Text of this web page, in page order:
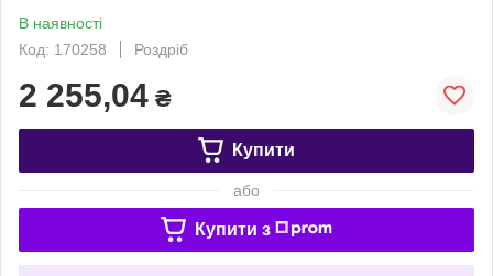
В наявності
Код: 170258
Роздріб
2 255,04 ₴
Купити
або
Купити з